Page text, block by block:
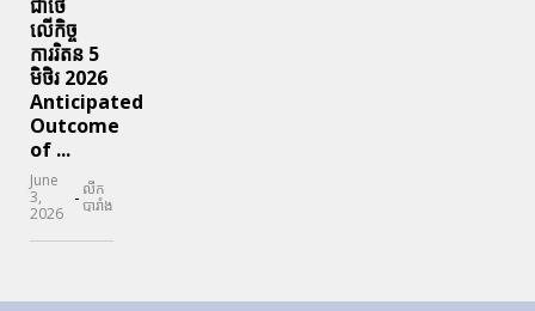
ជាថៃ
លើកិច្ច
ការរិតន 5
មិថិរ 2026
Anticipated
Outcome
of ...
June
3,
2026
- លីក
បារាំង